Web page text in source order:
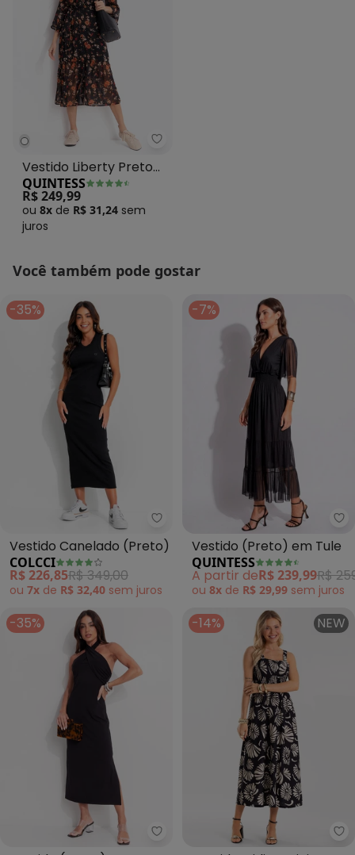
Quintess - Vestido Liberty
Vestido Liberty Preto
em Chiffon
QUINTESS
R$ 249,99
ou 8x de R$ 31,24 sem
juros
Você também pode gostar
-35%
Colcci - Vestido Canelado
Vestido Canelado (Preto)
COLCCI
R$ 226,85R$ 349,00
ou 7x de R$ 32,40 sem juros
-7%
Vestido (Preto) em Tule
QUINTESS
A partir deR$ 239,99R$
ou 8x de R$ 29,99 sem juros
-35%
Colcci - Vestido (Preto)
-14% NEW